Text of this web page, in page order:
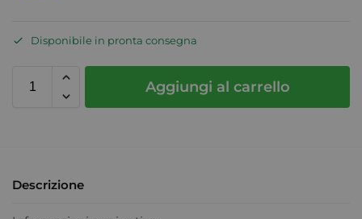
Disponibile in pronta consegna
Aggiungi al carrello
Descrizione